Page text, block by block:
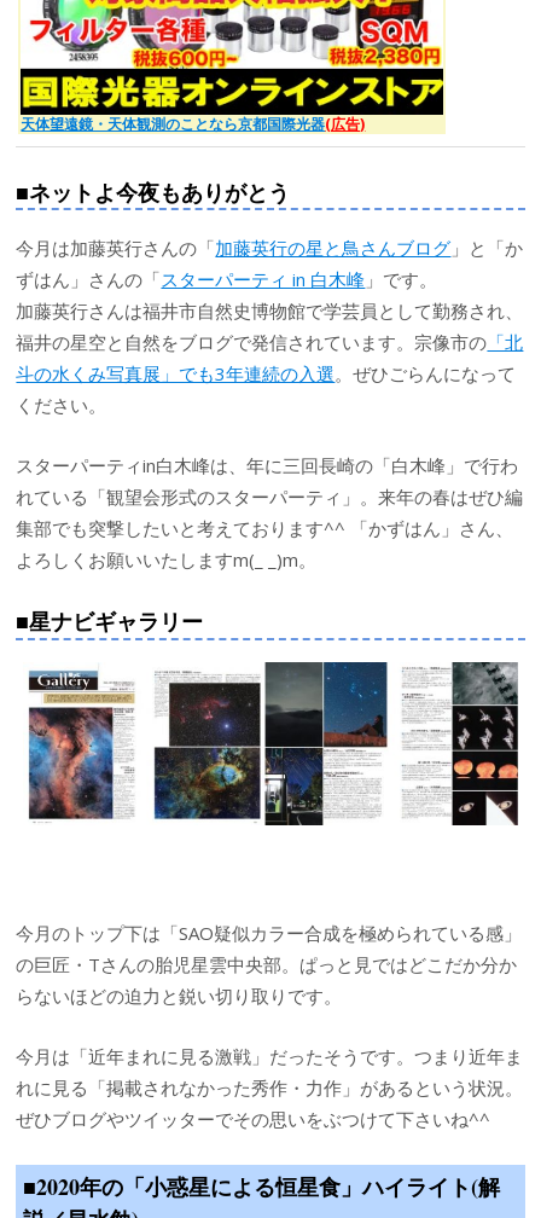
天体望遠鏡・天体観測のことなら京都国際光器(広告)
■ネットよ今夜もありがとう
今月は加藤英行さんの「加藤英行の星と鳥さんブログ 」と「か
ずはん」さんの「スターパーティ in 白木峰 」です。
加藤英行さんは福井市自然史博物館で学芸員として勤務され、
福井の星空と自然をブログで発信されています。宗像市の 「北
斗の水くみ写真展」でも3年連続の入選。ぜひごらんになって
ください。
スターパーティin白木峰は、年に三回長崎の「白木峰」で行わ
れている「観望会形式のスターパーティ」。来年の春はぜひ編
集部でも突撃したいと考えております^^ 「かずはん」さん、
よろしくお願いいたしますm(_ _)m。
■星ナビギャラリー
今月のトップ下は「SAO疑似カラー合成を極められている感」
の巨匠・Tさんの胎児星雲中央部。ぱっと見ではどこだか分か
らないほどの迫力と鋭い切り取りです。
今月は「近年まれに見る激戦」だったそうです。つまり近年ま
れに見る「掲載されなかった秀作・力作」があるという状況。
ぜひブログやツイッターでその思いをぶつけて下さいね^^
■2020年の「小惑星による恒星食」ハイライト(解